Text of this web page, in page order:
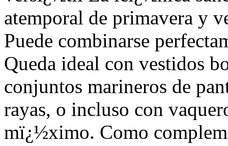
atemporal de primavera y
Puede combinarse
Queda ideal con vestidos
conjuntos marineros de
rayas, o incluso con
mï¿½ximo. Como